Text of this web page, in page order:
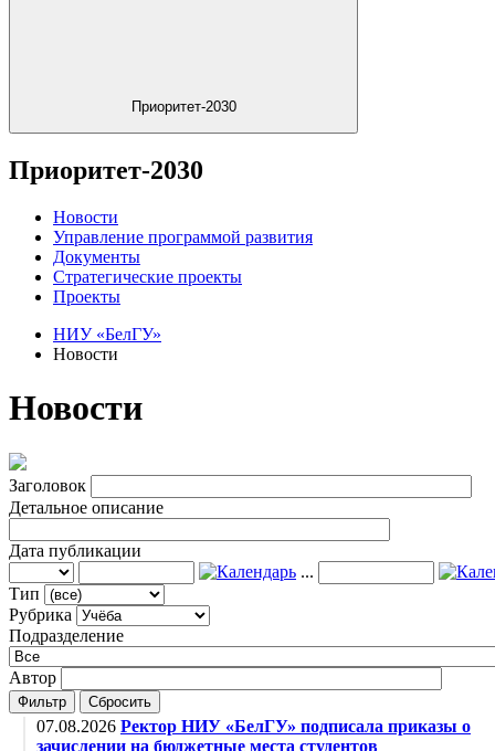
Приоритет-2030
Приоритет-2030
Новости
Управление программой развития
Документы
Стратегические проекты
Проекты
НИУ «БелГУ»
Новости
Новости
Заголовок
Детальное описание
Дата публикации
...
Тип
Рубрика
Подразделение
Автор
Фильтр Сбросить
07.08.2026 Ректор НИУ «БелГУ» подписала приказы о
зачислении на бюджетные места студентов